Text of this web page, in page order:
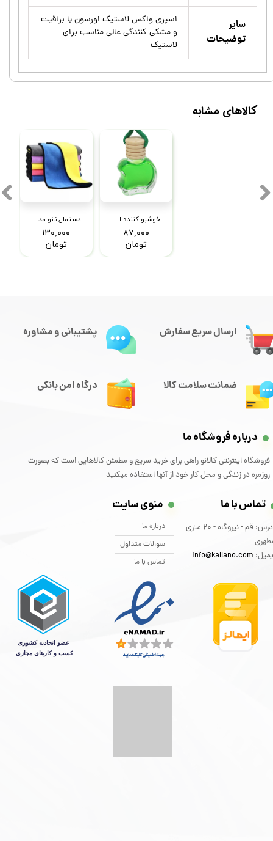
سایر
توضیحات
اسپری واکس لاستیک اورسون با براقیت
و مشکی کنندگی عالی مناسب برای
لاستیک
دستمال نانو مدل میکروفایبر
۱۳۰,۰۰۰
تومان
خوشبو کننده ایفل مدل اپل رایحه گل یاسمن
۸۷,۰۰۰
تومان
کالاهای مشابه
ارسال سریع سفارش
درگاه امن بانکی
پشتیبانی و مشاوره
ضمانت سلامت کالا
درباره فروشگاه ما
فروشگاه اینترنتی کالانو راهی برای خرید سریع و مطمئن کالاهایی است که بصورت
روزمره در زندگی و محل کار خود از آنها استفاده میکنید
تماس با ما
آدرس: قم - نیروگاه - 20 متری
info@kallano.com​​​​​​​
منوی سایت
درباره ما
سوالات متداول
تماس با ما